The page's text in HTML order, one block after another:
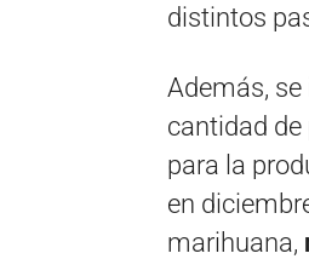
distintos
Además,
cantidad
para la
en
marihuana,